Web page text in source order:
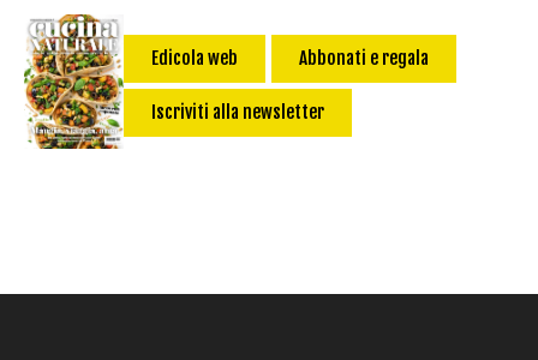
senza uova
Vegan
Pane
Primo
Salsa
Impatto Glicemico:
Calorie max (kcal):
Edicola web Abbonati e regala
Iscriviti alla newsletter